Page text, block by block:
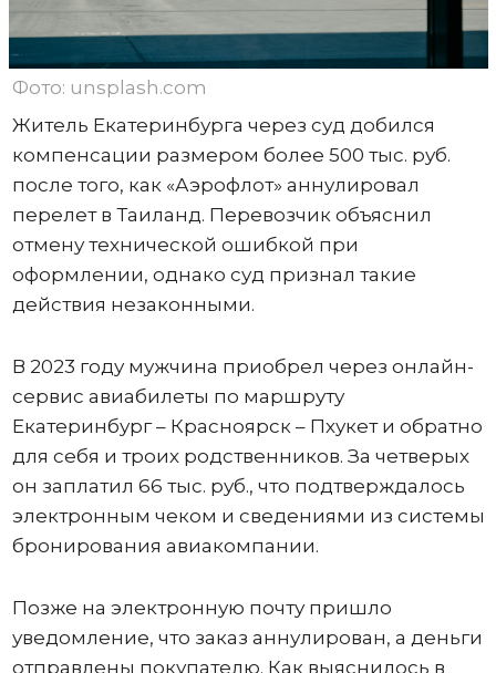
Фото: unsplash.com
Житель Екатеринбурга через суд добился
компенсации размером более 500 тыс. руб.
после того, как «Аэрофлот» аннулировал
перелет в Таиланд. Перевозчик объяснил
отмену технической ошибкой при
оформлении, однако суд признал такие
действия незаконными.
В 2023 году мужчина приобрел через онлайн-
сервис авиабилеты по маршруту
Екатеринбург – Красноярск – Пхукет и обратно
для себя и троих родственников. За четверых
он заплатил 66 тыс. руб., что подтверждалось
электронным чеком и сведениями из системы
бронирования авиакомпании.
Позже на электронную почту пришло
уведомление, что заказ аннулирован, а деньги
отправлены покупателю. Как выяснилось в